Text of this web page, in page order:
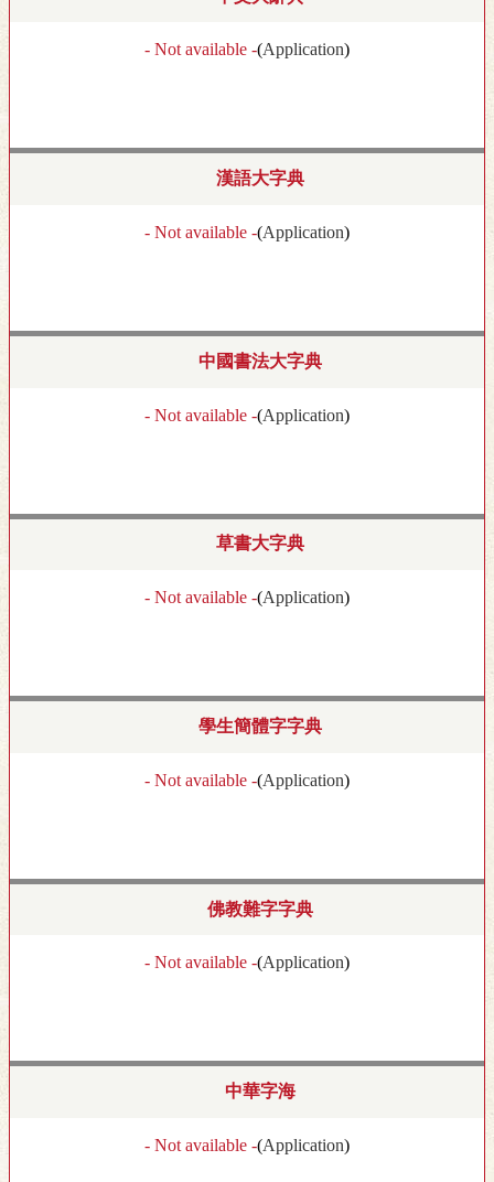
- Not available -(Application)
漢語大字典
- Not available -(Application)
中國書法大字典
- Not available -(Application)
草書大字典
- Not available -(Application)
學生簡體字字典
- Not available -(Application)
佛教難字字典
- Not available -(Application)
中華字海
- Not available -(Application)